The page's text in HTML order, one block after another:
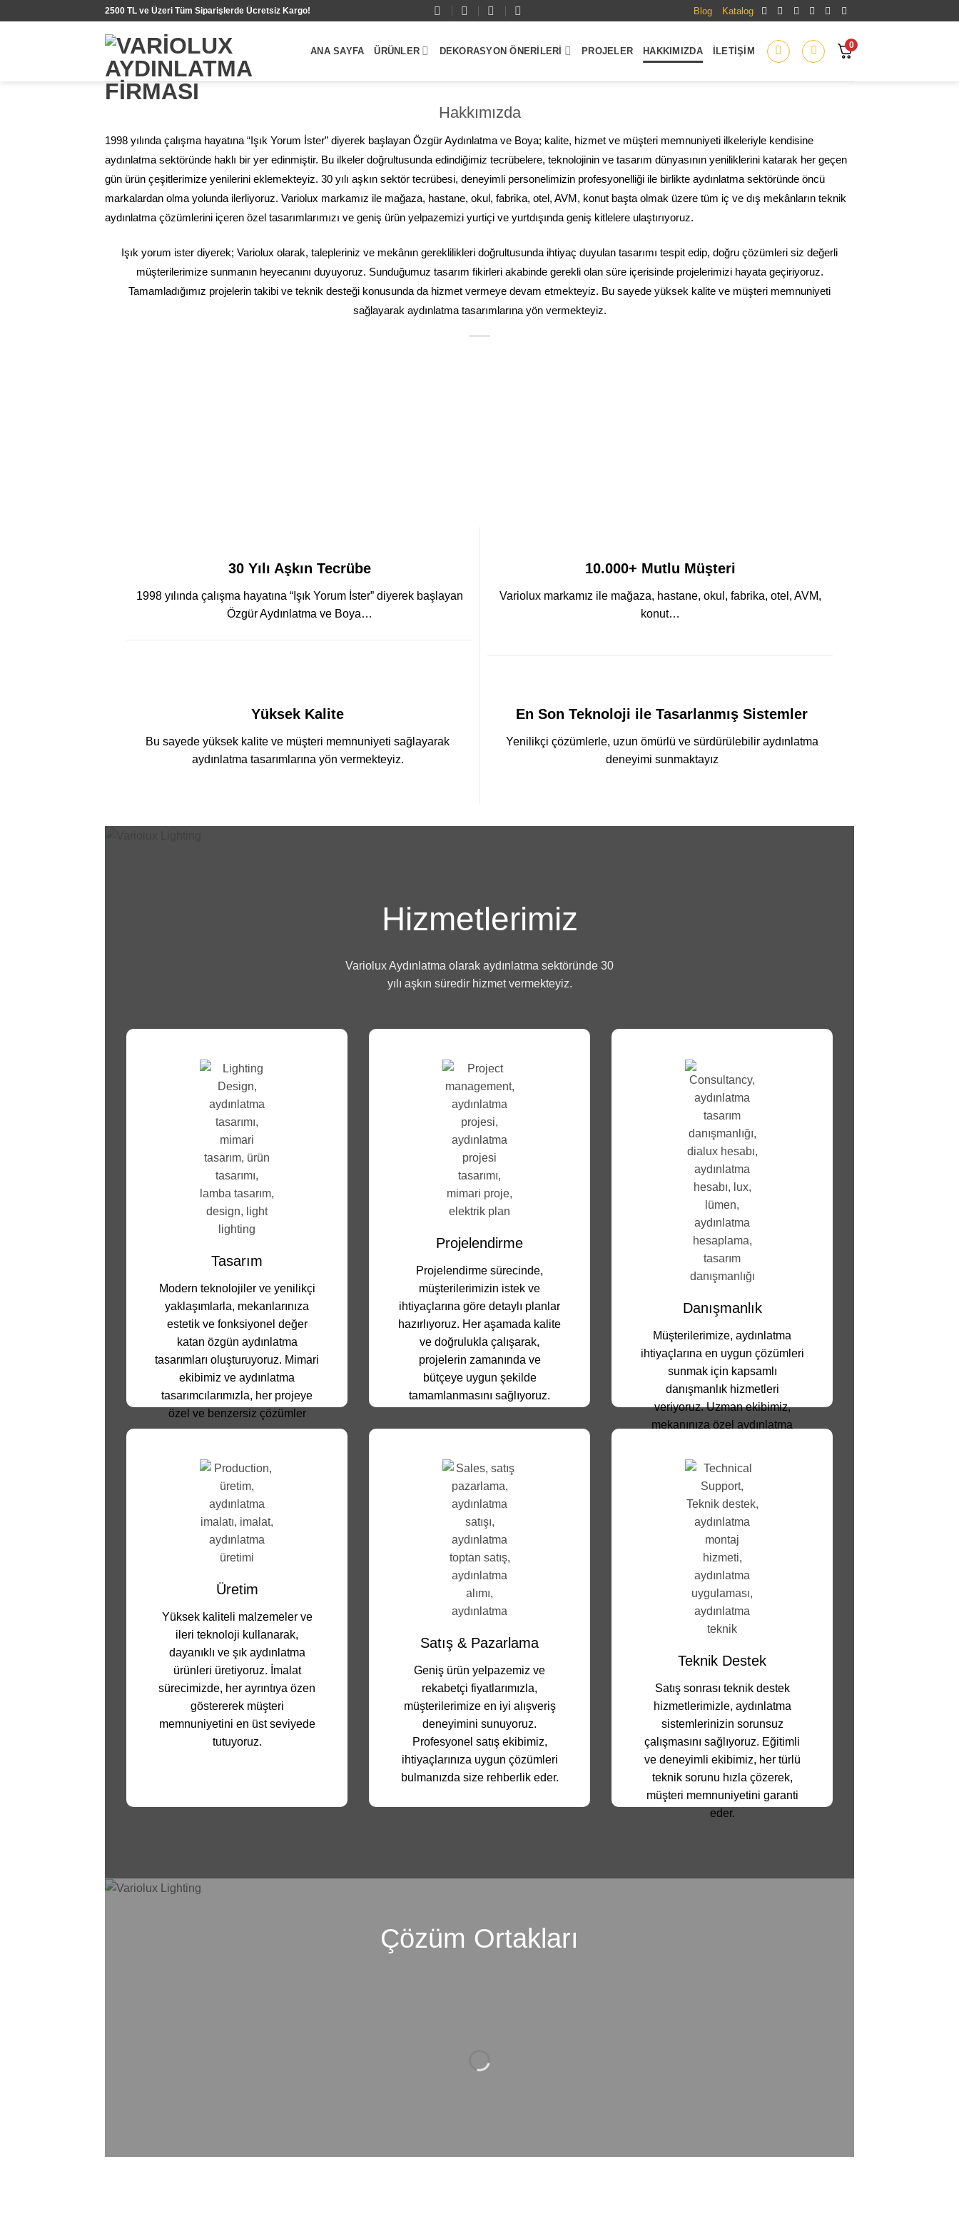
2500 TL ve Üzeri Tüm Siparişlerde Ücretsiz Kargo! Blog Katalog
ANA SAYFA ÜRÜNLER DEKORASYON ÖNERILERI PROJELER HAKKIMIZDA İLETIŞIM
0
Hakkımızda
1998 yılında çalışma hayatına “Işık Yorum İster” diyerek başlayan Özgür Aydınlatma ve Boya; kalite, hizmet ve müşteri memnuniyeti ilkeleriyle kendisine
aydınlatma sektöründe haklı bir yer edinmiştir. Bu ilkeler doğrultusunda edindiğimiz tecrübelere, teknolojinin ve tasarım dünyasının yeniliklerini katarak her geçen
gün ürün çeşitlerimize yenilerini eklemekteyiz. 30 yılı aşkın sektör tecrübesi, deneyimli personelimizin profesyonelliği ile birlikte aydınlatma sektöründe öncü
markalardan olma yolunda ilerliyoruz. Variolux markamız ile mağaza, hastane, okul, fabrika, otel, AVM, konut başta olmak üzere tüm iç ve dış mekânların teknik
aydınlatma çözümlerini içeren özel tasarımlarımızı ve geniş ürün yelpazemizi yurtiçi ve yurtdışında geniş kitlelere ulaştırıyoruz.
Işık yorum ister diyerek; Variolux olarak, talepleriniz ve mekânın gereklilikleri doğrultusunda ihtiyaç duyulan tasarımı tespit edip, doğru çözümleri siz değerli
müşterilerimize sunmanın heyecanını duyuyoruz. Sunduğumuz tasarım fikirleri akabinde gerekli olan süre içerisinde projelerimizi hayata geçiriyoruz.
Tamamladığımız projelerin takibi ve teknik desteği konusunda da hizmet vermeye devam etmekteyiz. Bu sayede yüksek kalite ve müşteri memnuniyeti
sağlayarak aydınlatma tasarımlarına yön vermekteyiz.
30 Yılı Aşkın Tecrübe
1998 yılında çalışma hayatına “Işık Yorum İster” diyerek başlayan
Özgür Aydınlatma ve Boya…
10.000+ Mutlu Müşteri
Variolux markamız ile mağaza, hastane, okul, fabrika, otel, AVM,
konut…
Yüksek Kalite
Bu sayede yüksek kalite ve müşteri memnuniyeti sağlayarak
aydınlatma tasarımlarına yön vermekteyiz.
En Son Teknoloji ile Tasarlanmış Sistemler
Yenilikçi çözümlerle, uzun ömürlü ve sürdürülebilir aydınlatma
deneyimi sunmaktayız
Hizmetlerimiz
Variolux Aydınlatma olarak aydınlatma sektöründe 30
yılı aşkın süredir hizmet vermekteyiz.
Tasarım
Modern teknolojiler ve yenilikçi
yaklaşımlarla, mekanlarınıza
estetik ve fonksiyonel değer
katan özgün aydınlatma
tasarımları oluşturuyoruz. Mimari
ekibimiz ve aydınlatma
tasarımcılarımızla, her projeye
özel ve benzersiz çözümler
sunuyoruz.
Projelendirme
Projelendirme sürecinde,
müşterilerimizin istek ve
ihtiyaçlarına göre detaylı planlar
hazırlıyoruz. Her aşamada kalite
ve doğrulukla çalışarak,
projelerin zamanında ve
bütçeye uygun şekilde
tamamlanmasını sağlıyoruz.
Danışmanlık
Müşterilerimize, aydınlatma
ihtiyaçlarına en uygun çözümleri
sunmak için kapsamlı
danışmanlık hizmetleri
veriyoruz. Uzman ekibimiz,
mekanınıza özel aydınlatma
olurken, enerji verimliliği ve
elde etmenizi sağlıyor.
Üretim
Yüksek kaliteli malzemeler ve
ileri teknoloji kullanarak,
dayanıklı ve şık aydınlatma
ürünleri üretiyoruz. İmalat
sürecimizde, her ayrıntıya özen
göstererek müşteri
memnuniyetini en üst seviyede
tutuyoruz.
Satış & Pazarlama
Geniş ürün yelpazemiz ve
rekabetçi fiyatlarımızla,
müşterilerimize en iyi alışveriş
deneyimini sunuyoruz.
Profesyonel satış ekibimiz,
ihtiyaçlarınıza uygun çözümleri
bulmanızda size rehberlik eder.
Teknik Destek
Satış sonrası teknik destek
hizmetlerimizle, aydınlatma
sistemlerinizin sorunsuz
çalışmasını sağlıyoruz. Eğitimli
ve deneyimli ekibimiz, her türlü
teknik sorunu hızla çözerek,
müşteri memnuniyetini garanti
eder.
Çözüm Ortakları